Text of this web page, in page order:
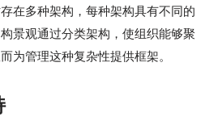
在多种架构，每种架构具有不同的
景观通过分类架构，使组织能够聚
为管理这种复杂性提供框架。